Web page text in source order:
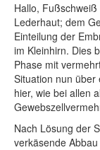
Hallo,
Lederhaut; dem
Einteilung der
im Kleinhirn. Dies
Phase mit
Situation nun über
hier, wie bei allen
Nach Lösung der
verkäsende